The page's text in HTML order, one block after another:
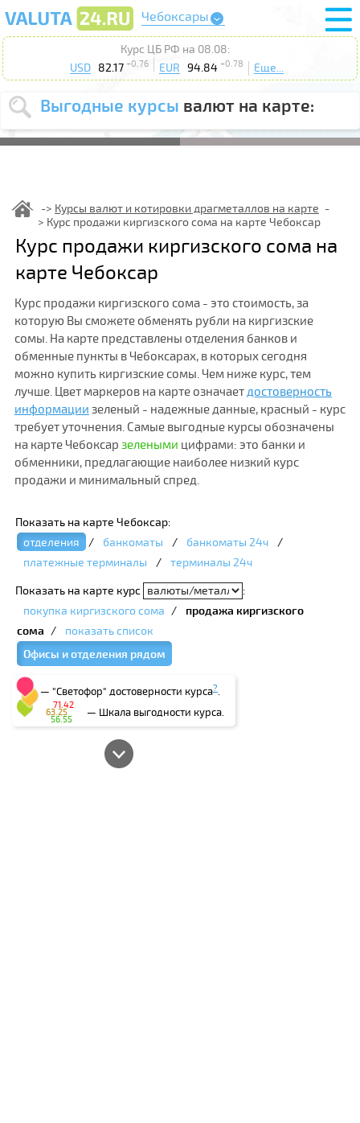
Чебоксары
Курс ЦБ РФ на 08.08:
USD
82.17 +0.76 EUR 94.84 +0.78 Еще...
Выгодные курсы валют на карте:
Выберите
USD EUR
курс до
Выберите
действие :
Поиск
Курсы валют и котировки драгметаллов на карте
Курс продажи киргизского сома на карте Чебоксар
Курс продажи киргизского сома на
карте Чебоксар
Курс продажи киргизского сома - это стоимость, за
которую Вы сможете обменять рубли на киргизские
сомы. На карте представлены отделения банков и
обменные пункты в Чебоксарах, в которых сегодня
можно купить киргизские сомы. Чем ниже курс, тем
лучше. Цвет маркеров на карте означаетдостоверность
информации зеленый - надежные данные, красный - курс
требует уточнения. Самые выгодные курсы обозначены
на карте Чебоксар зелеными цифрами: это банки и
обменники, предлагающие наиболее низкий курс
продажи и минимальный спред.
Показать на карте Чебоксар:
отделения
/ банкоматы / банкоматы 24ч
/
платежные терминалы
/ терминалы 24ч
Показать на карте курс
:
покупка киргизского сома /
продажа киргизского
сома /
показать список
Офисы и отделения рядом
— "Светофор" достоверности курса?.
— Шкала выгодности курса.
56.55
63.25
71.42